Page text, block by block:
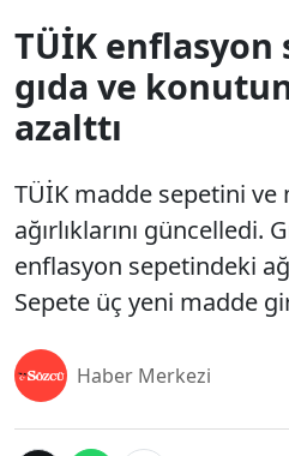
TÜİK enflasyon
gıda ve konutun
azalttı
TÜİK madde sepetini
ağırlıklarını güncelledi.
enflasyon sepetindeki
Sepete üç yeni madde
Haber Merkezi